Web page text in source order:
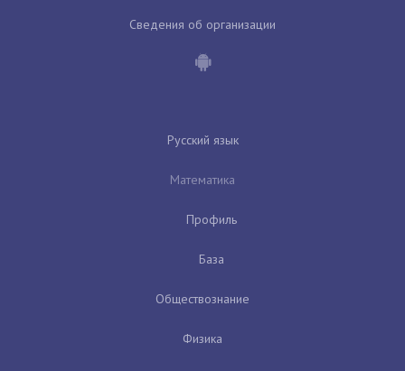
Сведения об организации
Русский язык
Математика
Профиль
База
Обществознание
Физика